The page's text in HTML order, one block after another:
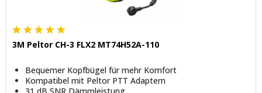
3M Peltor CH-3 FLX2 MT74H52A-110
Bequemer Kopfbügel für mehr Komfort
Kompatibel mit Peltor PTT Adaptern
31 dB SNR Dämmleistung